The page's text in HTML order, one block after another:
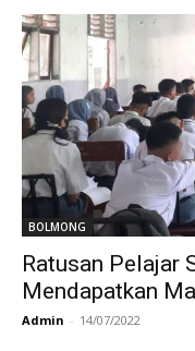
BOLMONG
Ratusan Pelajar
Mendapatkan
Admin - 14/07/2022